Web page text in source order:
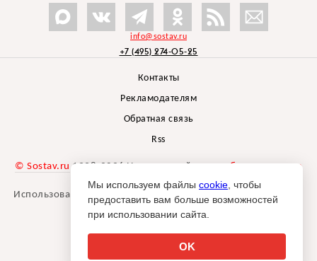
info@sostav.ru
+7 (495) 274-05-25
Контакты
Рекламодателям
Обратная связь
Rss
© Sostav.ru 1998-2026 Независимый проектбрендингового
агентства Depot
Использование материалов Sostav.ru допустимо только при
указании источника.
Мы используем файлы cookie , чтобы
предоставить вам больше возможностей
при использовании сайта.
OK